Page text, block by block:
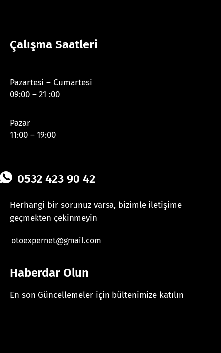
Çalışma Saatleri
Pazartesi – Cumartesi
09:00 – 21 :00
Pazar
11:00 – 19:00
0532 423 90 42
Herhangi bir sorunuz varsa, bizimle iletişime
geçmekten çekinmeyin
otoexpernet@gmail.com
Haberdar Olun
En son Güncellemeler için bültenimize katılın